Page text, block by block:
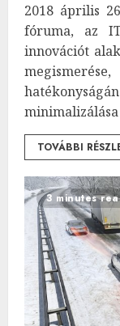
2018 április
fóruma, az
innovációt
TOVÁBBI
3 minutes